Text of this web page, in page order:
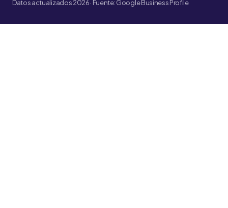
Datos actualizados 2026 · Fuente: Google Business Profile